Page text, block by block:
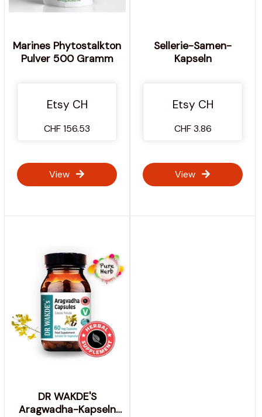
Marines Phytostalkton
Pulver 500 Gramm
Etsy CH
CHF 156.53
View
Sellerie-Samen-
Kapseln
Etsy CH
CHF 3.86
View
DR WAKDE'S
Aragwadha-Kapseln